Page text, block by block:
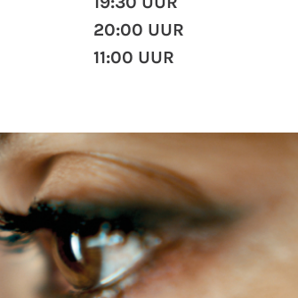
20:00 UUR
11:00 UUR